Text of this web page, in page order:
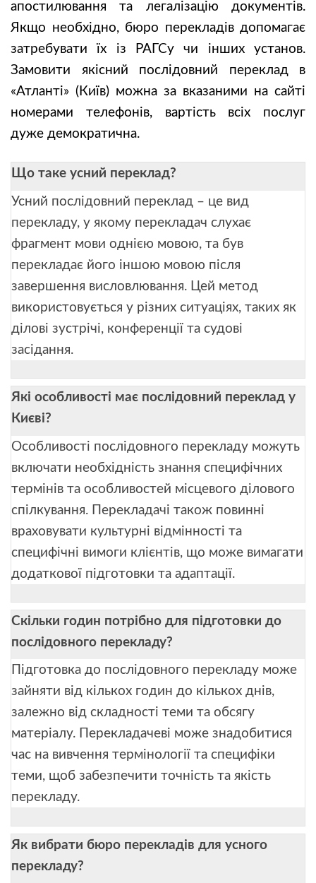
апостилювання та легалізацію документів.
Якщо необхідно, бюро перекладів допомагає
затребувати їх із РАГСу чи інших установ.
Замовити якісний послідовний переклад в
«Атланті» (Київ) можна за вказаними на сайті
номерами телефонів, вартість всіх послуг
дуже демократична.
Що таке усний переклад?
Усний послідовний переклад – це вид
перекладу, у якому перекладач слухає
фрагмент мови однією мовою, та був
перекладає його іншою мовою після
завершення висловлювання. Цей метод
використовується у різних ситуаціях, таких як
ділові зустрічі, конференції та судові
засідання.
Які особливості має послідовний переклад у
Києві?
Особливості послідовного перекладу можуть
включати необхідність знання специфічних
термінів та особливостей місцевого ділового
спілкування. Перекладачі також повинні
враховувати культурні відмінності та
специфічні вимоги клієнтів, що може вимагати
додаткової підготовки та адаптації.
Скільки годин потрібно для підготовки до
послідовного перекладу?
Підготовка до послідовного перекладу може
зайняти від кількох годин до кількох днів,
залежно від складності теми та обсягу
матеріалу. Перекладачеві може знадобитися
час на вивчення термінології та специфіки
теми, щоб забезпечити точність та якість
перекладу.
Як вибрати бюро перекладів для усного
перекладу?